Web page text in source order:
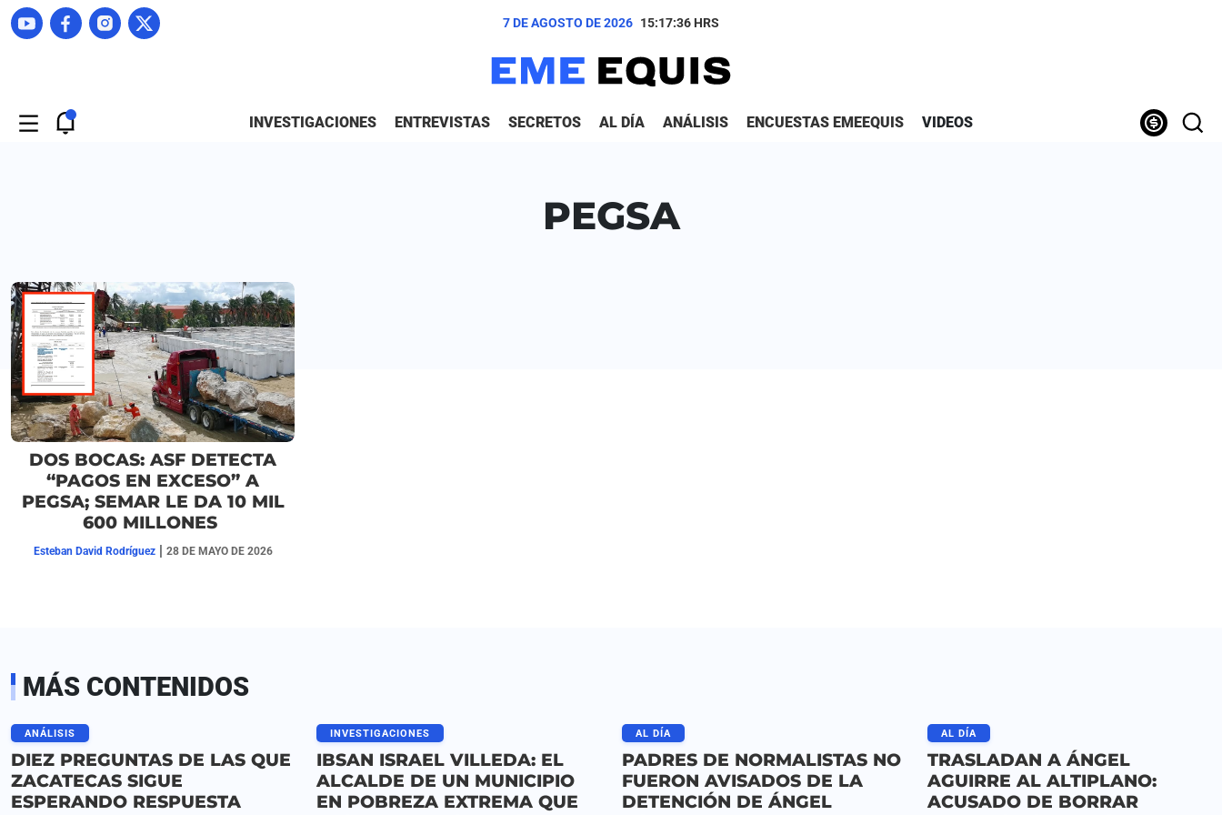
7 DE AGOSTO DE 2026 15:17:36 HRS
INVESTIGACIONES ENTREVISTAS SECRETOS AL DÍA ANÁLISIS ENCUESTAS EMEEQUIS VIDEOS
PEGSA
DOS BOCAS: ASF DETECTA
“PAGOS EN EXCESO” A
PEGSA; SEMAR LE DA 10 MIL
600 MILLONES
Esteban David Rodríguez | 28 DE MAYO DE 2026
MÁS CONTENIDOS
ANÁLISIS
DIEZ PREGUNTAS DE LAS QUE
ZACATECAS SIGUE
ESPERANDO RESPUESTA
INVESTIGACIONES
IBSAN ISRAEL VILLEDA: EL
ALCALDE DE UN MUNICIPIO
EN POBREZA EXTREMA QUE
AL DÍA
PADRES DE NORMALISTAS NO
FUERON AVISADOS DE LA
DETENCIÓN DE ÁNGEL
AL DÍA
TRASLADAN A ÁNGEL
AGUIRRE AL ALTIPLANO:
ACUSADO DE BORRAR